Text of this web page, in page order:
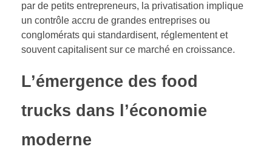
par de petits entrepreneurs, la privatisation implique
un contrôle accru de grandes entreprises ou
conglomérats qui standardisent, réglementent et
souvent capitalisent sur ce marché en croissance.
L’émergence des food
trucks dans l’économie
moderne